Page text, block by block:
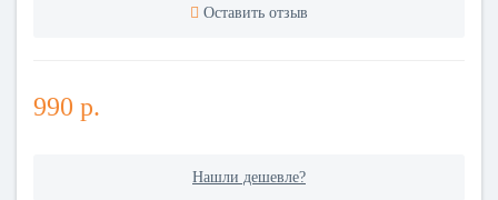
Оставить отзыв
990 р.
Нашли дешевле?